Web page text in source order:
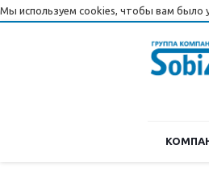
Мы используем cookies, чтобы вам было